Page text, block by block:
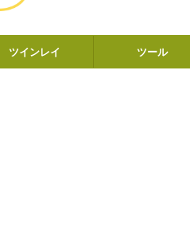
ツインレイ ツール